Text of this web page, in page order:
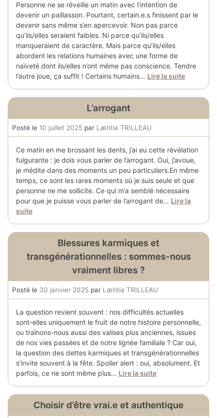
Personne ne se réveille un matin avec l’intention de
devenir un paillasson. Pourtant, certain.e.s finissent par le
devenir sans même s’en apercevoir. Non pas parce
qu’ils/elles seraient faibles. Ni parce qu’ils/elles
manqueraient de caractère. Mais parce qu’ils/elles
abordent les relations humaines avec une forme de
naïveté dont ils/elles n’ont même pas conscience. Tendre
l’autre joue, ça suffit ! Certains humains… Lire la suite
L’arrogant
Posté le 10 juillet 2025 par Lætitia TRILLEAU
Ce matin en me brossant les dents, j’ai eu cette révélation
fulgurante : je dois vous parler de l’arrogant. Oui, j’avoue,
je médite dans des moments un peu particuliers.En même
temps, ce sont les rares moments où je suis seule et que
personne ne me sollicite. Ce qui m’a semblé nécessaire
pour que je puisse vous parler de l’arrogant de… Lire la
suite
Blessures karmiques et
transgénérationnelles : sommes-nous
vraiment libres ?
Posté le 30 janvier 2025 par Lætitia TRILLEAU
La question revient souvent : nos difficultés actuelles
sont-elles uniquement le fruit de notre histoire personnelle,
ou traînons-nous aussi des valises plus anciennes, issues
de nos vies passées et de notre lignée familiale ? Car oui,
la question des dettes karmiques et transgénérationnelles
s’invite souvent à la fête. Spoiler alert : oui, absolument. Et
parfois, ce ne sont même plus… Lire la suite
Choisir d’être vrai.e et authentique